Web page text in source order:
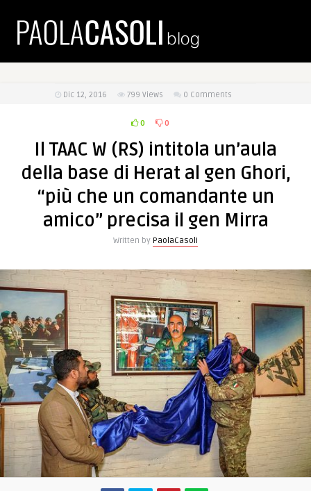
Dic 12, 2016 799 Views 0 Comments
0 0
Il TAAC W (RS) intitola un’aula
della base di Herat al gen Ghori,
“più che un comandante un
amico” precisa il gen Mirra
Written by PaolaCasoli